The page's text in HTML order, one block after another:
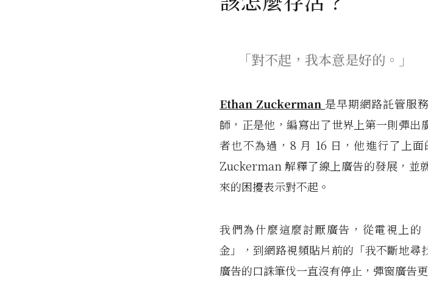
「對不起，我本意是好的。」
Ethan Zuckerman 是早期網路託管服
師，正是他，編寫出了世界上第一則彈出
者也不為過，8 月 16 日，他進行了上面
Zuckerman 解釋了線上廣告的發展，並
來的困擾表示對不起。
我們為什麼這麼討厭廣告，從電視上的
金」，到網路視頻貼片前的「我不斷地尋
廣告的口誅筆伐一直沒有停止，彈窗廣告